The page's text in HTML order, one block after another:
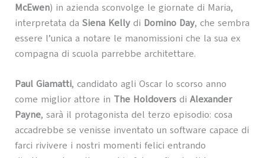
McEwen) in azienda sconvolge le giornate di Maria,
interpretata da Siena Kellydi Domino Day, che sembra
essere l’unica a notare le manomissioni che la sua ex
compagna di scuola parrebbe architettare.
Paul Giamatti, candidato agli Oscar lo scorso anno
come miglior attore in The Holdoversdi Alexander
Payne, sarà il protagonista del terzo episodio: cosa
accadrebbe se venisse inventato un software capace di
farci rivivere i nostri momenti felici entrando